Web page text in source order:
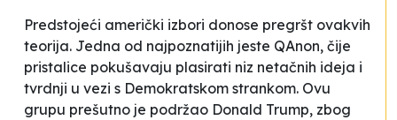
Predstojeći američki izbori donose pregršt ovakvih
teorija. Jedna od najpoznatijih jeste QAnon, čije
pristalice pokušavaju plasirati niz netačnih ideja i
tvrdnji u vezi s Demokratskom strankom. Ovu
grupu prešutno je podržao Donald Trump, zbog